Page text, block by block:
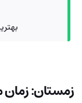
زمستان: زمان